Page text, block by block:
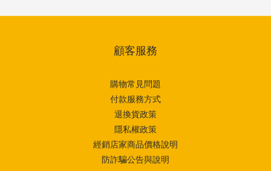
顧客服務
購物常見問題
付款服務方式
退換貨政策
隱私權政策
經銷店家商品價格說明
防詐騙公告與說明